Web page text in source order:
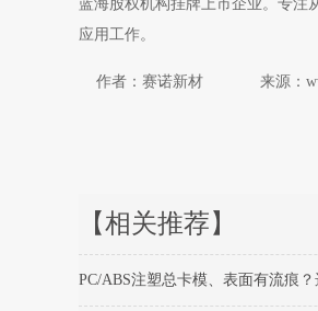
蓝海股权机构挂牌上市企业。专注
应用工作。
作者：赛诺新材 来源：
【相关推荐】
PC/ABS注塑总卡模、表面有流痕